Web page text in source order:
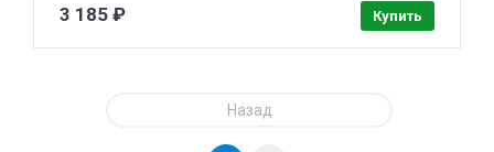
3 185 ₽ Купить
Назад